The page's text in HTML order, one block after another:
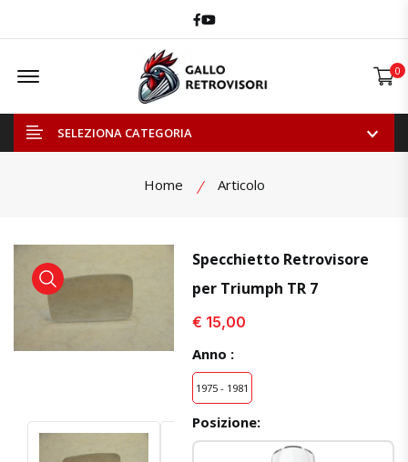
Facebook
Youtube
Offcanvas Menu Open 0
SELEZIONA CATEGORIA
Home Articolo
visualizza prodotto visualizza prodotto
Specchietto Retrovisore
per Triumph TR 7
€ 15,00
Anno :
1975 - 1981
Posizione: